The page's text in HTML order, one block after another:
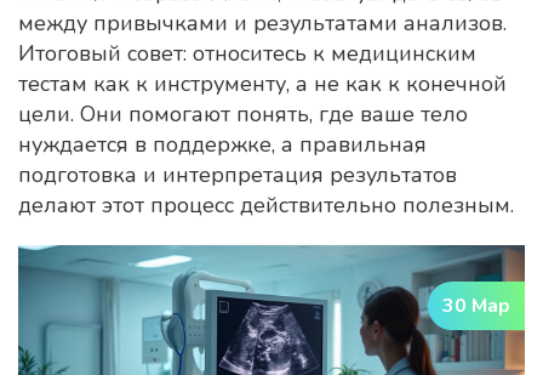
между привычками и результатами анализов.
Итоговый совет: относитесь к медицинским
тестам как к инструменту, а не как к конечной
цели. Они помогают понять, где ваше тело
нуждается в поддержке, а правильная
подготовка и интерпретация результатов
делают этот процесс действительно полезным.
30 Мар